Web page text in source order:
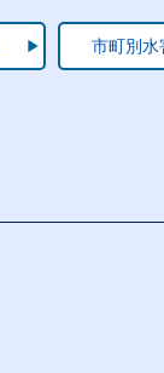
市町別水